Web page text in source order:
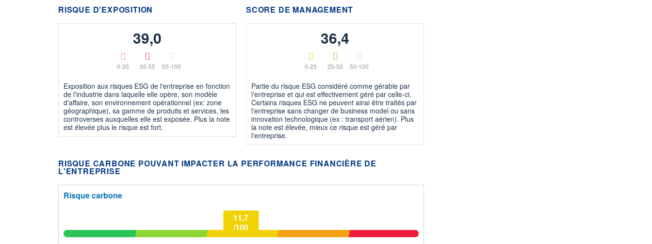
RISQUE D'EXPOSITION
39,0
55-100
35-55
0-35
Exposition aux risques ESG de l'entreprise en fonction
de l'industrie dans laquelle elle opère, son modèle
d'affaire, son environnement opérationnel (ex: zone
géographique), sa gamme de produits et services, les
controverses auxquelles elle est exposée. Plus la note
est élevée plus le risque est fort.
SCORE DE MANAGEMENT
36,4
50-100
25-50
0-25
Partie du risque ESG considéré comme gérable par
l'entreprise et qui est effectivement géré par celle-ci.
Certains risques ESG ne peuvent ainsi être traités par
l'entreprise sans changer de business model ou sans
innovation technologique (ex : transport aérien). Plus
la note est élevée, mieux ce risque est géré par
l'entreprise.
RISQUE CARBONE POUVANT IMPACTER LA PERFORMANCE FINANCIÈRE DE
L'ENTREPRISE
Risque carbone
11,7
/100